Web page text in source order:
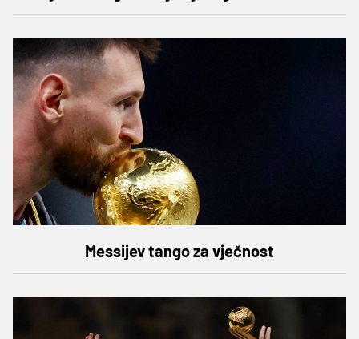
Messijev tango za vječnost